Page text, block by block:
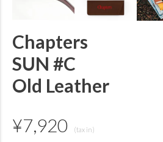
Chapters
SUN #C
Old Leather
¥7,920